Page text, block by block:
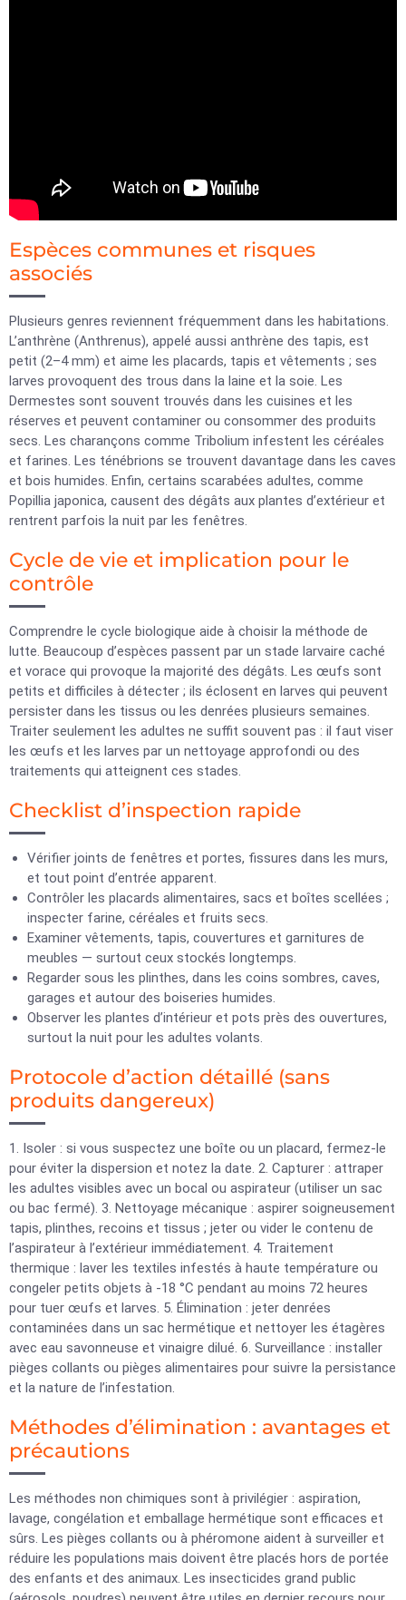
Espèces communes et risques
associés
Plusieurs genres reviennent fréquemment dans les habitations.
L’anthrène (Anthrenus), appelé aussi anthrène des tapis, est
petit (2–4 mm) et aime les placards, tapis et vêtements ; ses
larves provoquent des trous dans la laine et la soie. Les
Dermestes sont souvent trouvés dans les cuisines et les
réserves et peuvent contaminer ou consommer des produits
secs. Les charançons comme Tribolium infestent les céréales
et farines. Les ténébrions se trouvent davantage dans les caves
et bois humides. Enfin, certains scarabées adultes, comme
Popillia japonica, causent des dégâts aux plantes d’extérieur et
rentrent parfois la nuit par les fenêtres.
Cycle de vie et implication pour le
contrôle
Comprendre le cycle biologique aide à choisir la méthode de
lutte. Beaucoup d’espèces passent par un stade larvaire caché
et vorace qui provoque la majorité des dégâts. Les œufs sont
petits et difficiles à détecter ; ils éclosent en larves qui peuvent
persister dans les tissus ou les denrées plusieurs semaines.
Traiter seulement les adultes ne suffit souvent pas : il faut viser
les œufs et les larves par un nettoyage approfondi ou des
traitements qui atteignent ces stades.
Checklist d’inspection rapide
Vérifier joints de fenêtres et portes, fissures dans les murs,
et tout point d’entrée apparent.
Contrôler les placards alimentaires, sacs et boîtes scellées ;
inspecter farine, céréales et fruits secs.
Examiner vêtements, tapis, couvertures et garnitures de
meubles — surtout ceux stockés longtemps.
Regarder sous les plinthes, dans les coins sombres, caves,
garages et autour des boiseries humides.
Observer les plantes d’intérieur et pots près des ouvertures,
surtout la nuit pour les adultes volants.
Protocole d’action détaillé (sans
produits dangereux)
1. Isoler : si vous suspectez une boîte ou un placard, fermez-le
pour éviter la dispersion et notez la date. 2. Capturer : attraper
les adultes visibles avec un bocal ou aspirateur (utiliser un sac
ou bac fermé). 3. Nettoyage mécanique : aspirer soigneusement
tapis, plinthes, recoins et tissus ; jeter ou vider le contenu de
l’aspirateur à l’extérieur immédiatement. 4. Traitement
thermique : laver les textiles infestés à haute température ou
congeler petits objets à -18 °C pendant au moins 72 heures
pour tuer œufs et larves. 5. Élimination : jeter denrées
contaminées dans un sac hermétique et nettoyer les étagères
avec eau savonneuse et vinaigre dilué. 6. Surveillance : installer
pièges collants ou pièges alimentaires pour suivre la persistance
et la nature de l’infestation.
Méthodes d’élimination : avantages et
précautions
Les méthodes non chimiques sont à privilégier : aspiration,
lavage, congélation et emballage hermétique sont efficaces et
sûrs. Les pièges collants ou à phéromone aident à surveiller et
réduire les populations mais doivent être placés hors de portée
des enfants et des animaux. Les insecticides grand public